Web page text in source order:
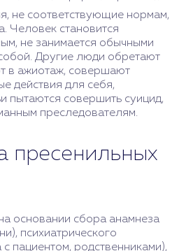
не соответствующие нормам,
Человек становится
не занимается обычными
Другие люди обретают
в ажиотаж, совершают
действия для себя,
пытаются совершить суицид,
преследователям.
пресенильных
основании сбора анамнеза
психиатрического
пациентом, родственниками),